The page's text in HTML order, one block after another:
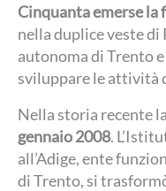
Cinquanta emerse la
nella duplice veste
autonoma di Trento
sviluppare le attività
Nella storia recente
gennaio 2008.
all’Adige, ente
di Trento, si